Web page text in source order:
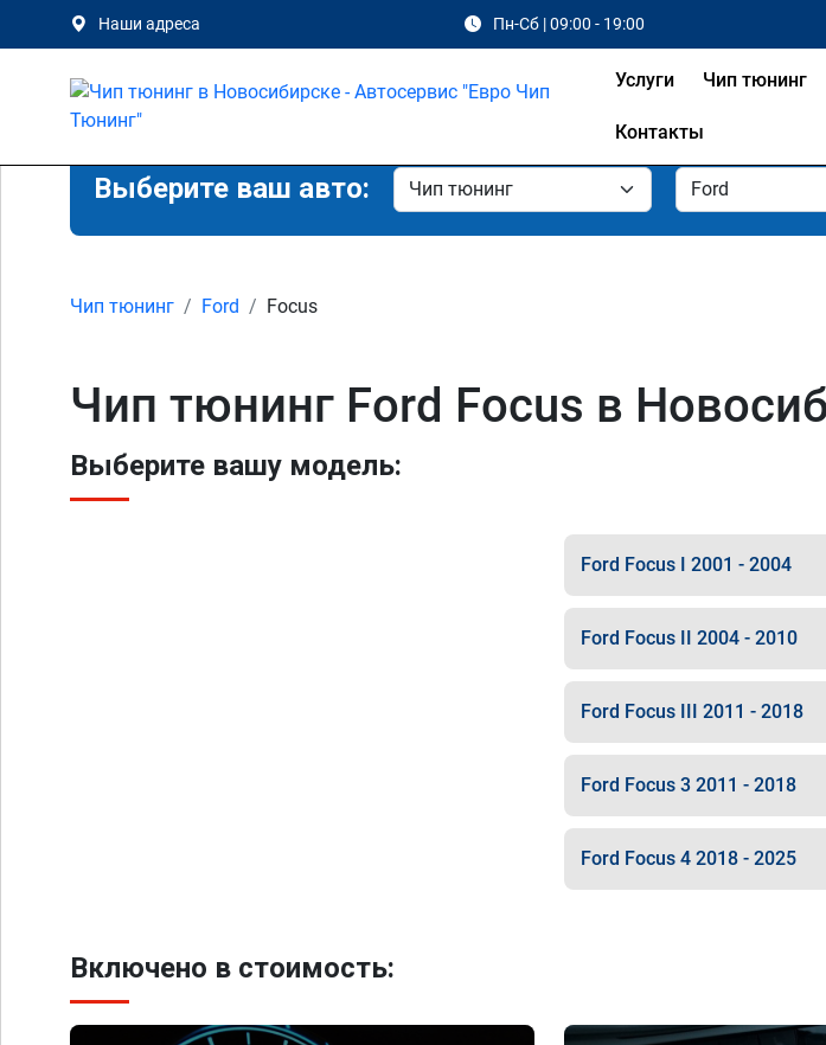
Наши адреса Пн-Сб | 09:00 - 19:00
Услуги Чип тюнинг
Контакты
Выберите ваш авто:
Чип тюнинг Ford Focus
Чип тюнинг Ford Focus в
Выберите вашу модель:
Ford Focus I 2001 - 2004
Ford Focus II 2004 - 2010
Ford Focus III 2011 - 2018
Ford Focus 3 2011 - 2018
Ford Focus 4 2018 - 2025
Включено в стоимость: